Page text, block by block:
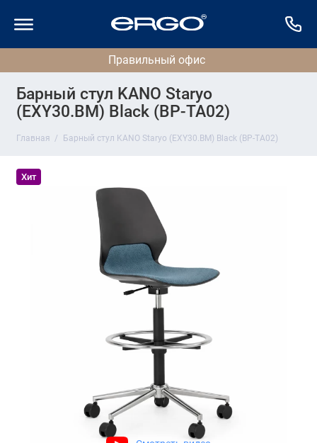
Барный стул KANO Staryo
(EXY30.BM) Black (BP-TA02)
Главная Барный стул KANO Staryo (EXY30.BM) Black (BP-TA02)
Хит